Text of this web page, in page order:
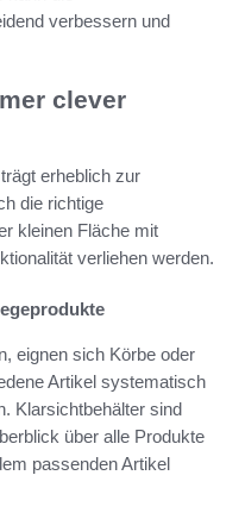
verbessern und
clever
erheblich zur
die richtige
kleinen Fläche mit
verliehen werden.
eignen sich Körbe oder
Artikel systematisch
Klarsichtbehälter sind
über alle Produkte
passenden Artikel